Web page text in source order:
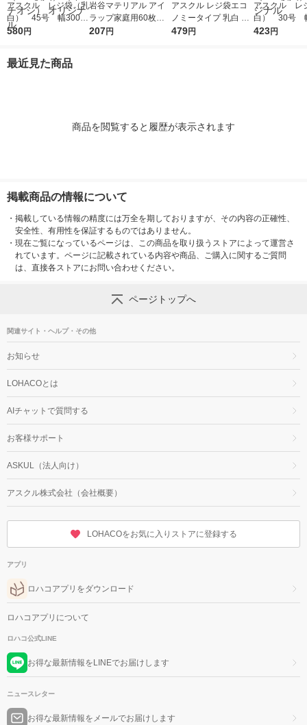
アスクル レジ袋（乳
白） 45号 幅300m
m×マチ140mm×縦53
リジナル
580円
岩谷マテリアル アイ
ラップ家庭用60枚入
り I-WRAP-HT 1個
207円
アスクル レジ袋エコ
ノミータイプ 乳白 45
号 1袋(100枚入) オリ
479円
アスクル レ
白） 30号
m×マチ
423円
最近見た商品
商品を閲覧すると履歴が表示されます
掲載商品の情報について
・ 掲載している情報の精度には万全を期しておりますが、その内容の正確性、
安全性、有用性を保証するものではありません。
・ 現在ご覧になっているページは、この商品を取り扱うストアによって運営さ
れています。ページに記載されている内容や商品、ご購入に関するご質問
は、直接各ストアにお問い合わせください。
ページトップへ
関連サイト・ヘルプ・その他
お知らせ
LOHACOとは
AIチャットで質問する
お客様サポート
ASKUL（法人向け）
アスクル株式会社（会社概要）
LOHACOをお気に入りストアに登録する
アプリ
ロハコアプリをダウンロード
ロハコアプリについて
ロハコ公式LINE
お得な最新情報をLINEでお届けします
ニュースレター
お得な最新情報をメールでお届けします